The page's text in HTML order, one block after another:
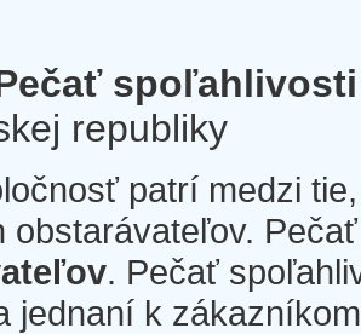
spoľahlivosti
republiky
patrí medzi
obstarávateľov.
. Pečať
jednaní k